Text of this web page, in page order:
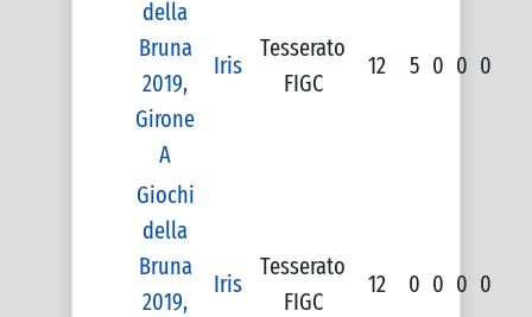
della
Bruna
2019,
Girone
A
Iris
Tesserato
FIGC
12 5 0 0 0
Giochi
della
Bruna
2019,
Iris
Tesserato
FIGC
12 0 0 0 0